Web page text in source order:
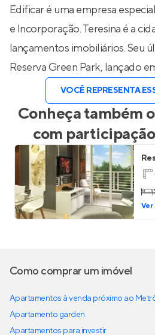
Edificar é uma empresa
e Incorporação. Teresina é a
lançamentos imobiliários. Seu
Reserva Green Park, lançado
VOCÊ REPRESENTA
Conheça também
com
Ver
Como comprar um imóvel
Apartamentos à venda próximo ao
Apartamento garden
Apartamentos para investir